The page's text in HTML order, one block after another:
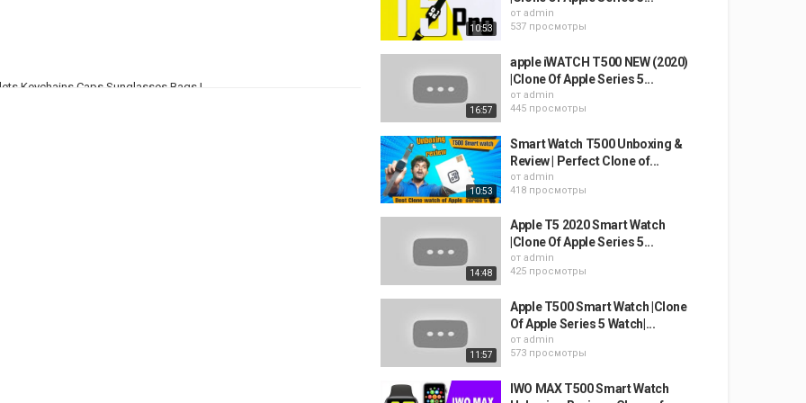
Keychains Caps Sunglasses Bags |
10:53
от admin
537 просмотры
16:57
apple iWATCH T500 NEW (2020)
|Clone Of Apple Series 5...
от admin
445 просмотры
10:53
Smart Watch T500 Unboxing &
Review | Perfect Clone of...
от admin
418 просмотры
14:48
Apple T5 2020 Smart Watch
|Clone Of Apple Series 5...
от admin
425 просмотры
11:57
Apple T500 Smart Watch |Clone
Of Apple Series 5 Watch|...
от admin
573 просмотры
IWO MAX T500 Smart Watch